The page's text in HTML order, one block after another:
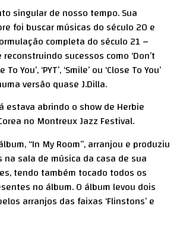
singular de nosso tempo. Sua
foi buscar músicas do século 20 e
completa do século 21 –
sucessos como ‘Don’t
You’, ‘PYT’, ‘Smile’ ou ‘Close To You’
versão quase J.Dilla.
estava abrindo o show de Herbie
no Montreux Jazz Festival.
“In My Room”, arranjou e produziu
sala de música da casa de sua
tendo também tocado todos os
no álbum. O álbum levou dois
arranjos das faixas ‘Flinstons’ e